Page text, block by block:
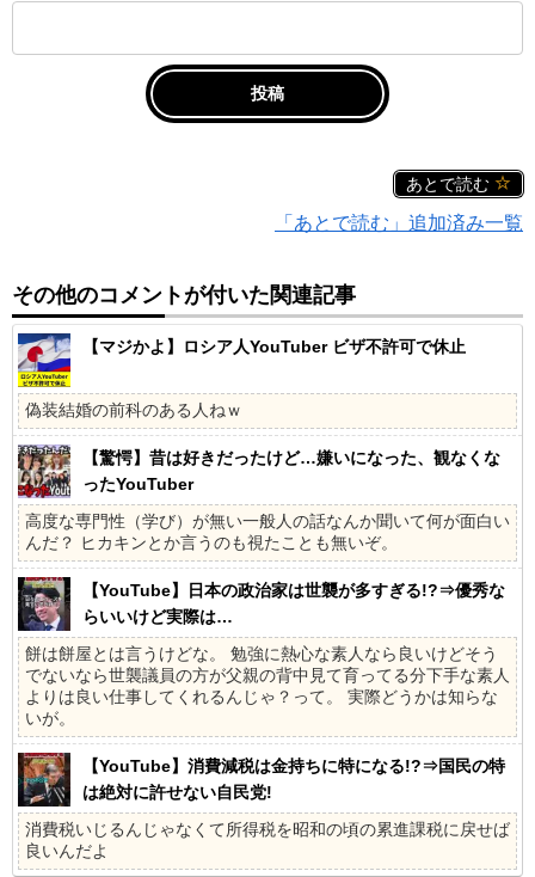
あとで読む
「あとで読む」追加済み一覧
その他のコメントが付いた関連記事
【マジかよ】ロシア人YouTuber ビザ不許可で休止
偽装結婚の前科のある人ねｗ
【驚愕】昔は好きだったけど…嫌いになった、観なくな
ったYouTuber
高度な専門性（学び）が無い一般人の話なんか聞いて何が面白い
んだ？ ヒカキンとか言うのも視たことも無いぞ。
【YouTube】日本の政治家は世襲が多すぎる!?⇒優秀な
らいいけど実際は…
餅は餅屋とは言うけどな。 勉強に熱心な素人なら良いけどそう
でないなら世襲議員の方が父親の背中見て育ってる分下手な素人
よりは良い仕事してくれるんじゃ？って。 実際どうかは知らな
いが。
【YouTube】消費減税は金持ちに特になる!?⇒国民の特
は絶対に許せない自民党!
消費税いじるんじゃなくて所得税を昭和の頃の累進課税に戻せば
良いんだよ